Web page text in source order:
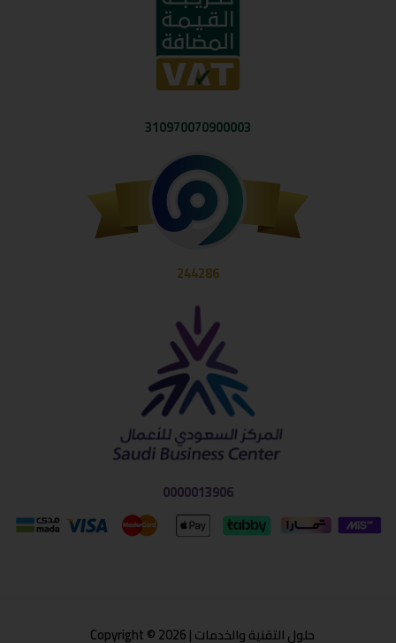
310970070900003
244286
0000013906
حلول التقنية والخدمات | Copyright © 2026